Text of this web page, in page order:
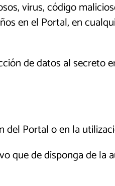
virus, código
en el Portal, en
de datos al secreto
Portal o en la
que de disponga de